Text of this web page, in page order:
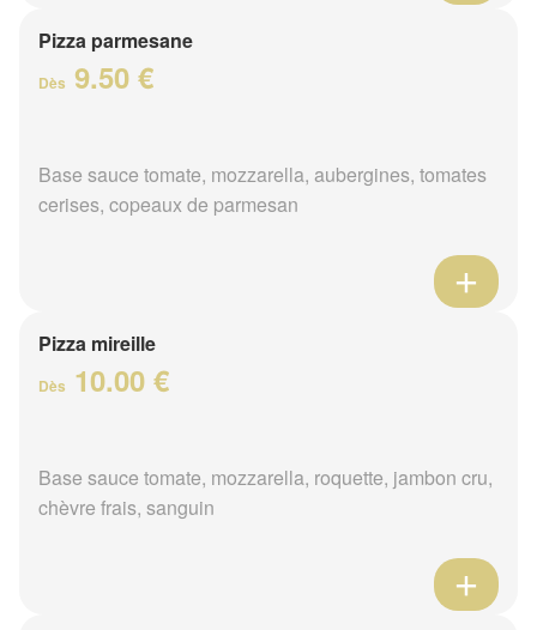
Pizza parmesane
Dès 9.50 €
Base sauce tomate, mozzarella, aubergines, tomates
cerises, copeaux de parmesan
Pizza mireille
Dès 10.00 €
Base sauce tomate, mozzarella, roquette, jambon cru,
chèvre frais, sanguin